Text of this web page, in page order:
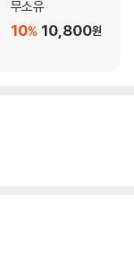
무소유
10,800원
10%